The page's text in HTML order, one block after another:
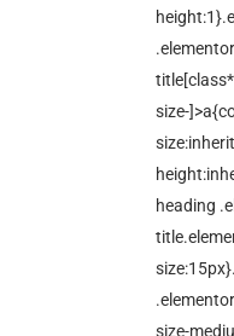
size-
heading
size-